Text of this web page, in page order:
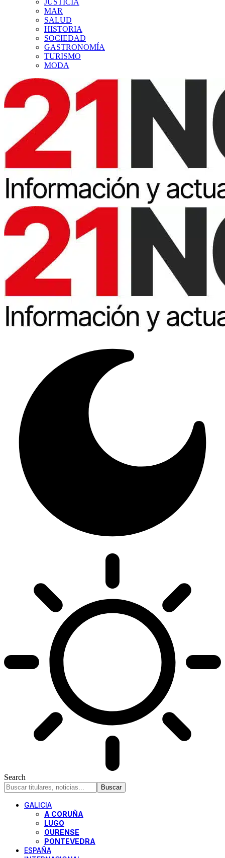
JUSTICIA
MAR
SALUD
HISTORIA
SOCIEDAD
GASTRONOMÍA
TURISMO
MODA
Search
GALICIA
A CORUÑA
LUGO
OURENSE
PONTEVEDRA
ESPAÑA